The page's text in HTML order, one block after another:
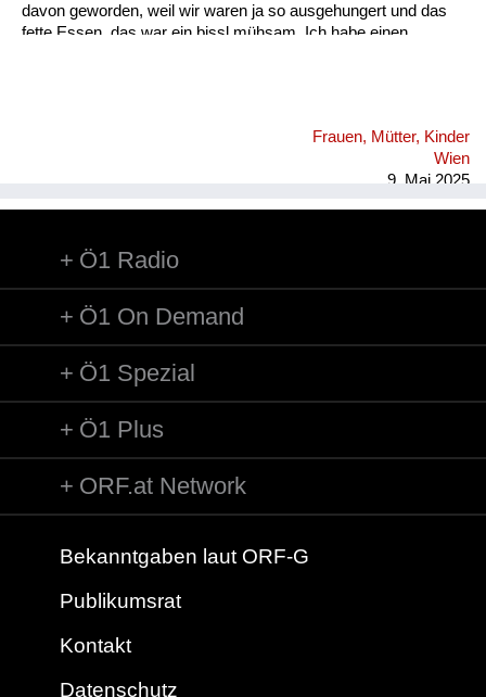
davon geworden, weil wir waren ja so ausgehungert und das
fette Essen, das war ein bissl mühsam. Ich habe einen
auf den Tisch geklettert, damit wir sozusagen besseren
Überblick haben über all das Gewurl. Da ist ein Offizier, der
Frauen, Mütter, Kinder
Wien
9. Mai 2025
Ö1 Radio
Ö1 On Demand
Ö1 Spezial
Ö1 Plus
ORF.at Network
Bekanntgaben laut ORF-G
Publikumsrat
Kontakt
Datenschutz